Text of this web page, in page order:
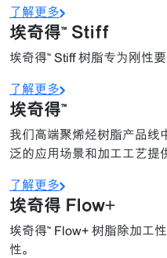
了解更多
埃奇得™ Stiff
埃奇得™ Stiff 树脂专为刚性
了解更多
埃奇得™
我们高端聚烯烃树脂产品线
泛的应用场景和加工工艺提
了解更多
埃奇得 Flow+
埃奇得™ Flow+ 树脂除加工
性。